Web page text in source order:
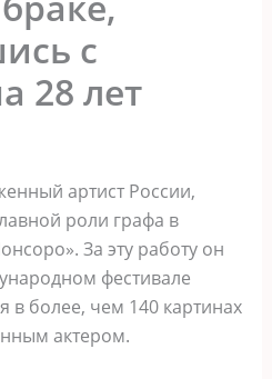
с
28 лет
артист России,
роли графа в
За эту работу он
фестивале
в более, чем 140 картинах
актером.